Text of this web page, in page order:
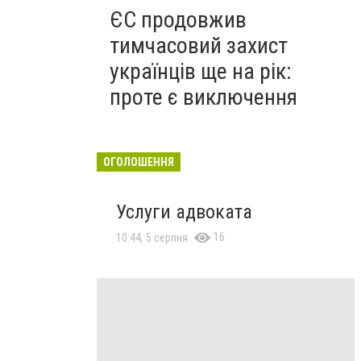
ЄС продовжив
тимчасовий захист
українців ще на рік:
проте є виключення
ОГОЛОШЕННЯ
Услуги адвоката
10:44, 5 серпня 16